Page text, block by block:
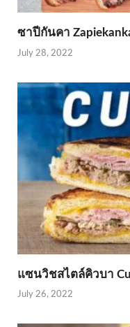
ซาปีกันคา
July 28, 2022
แซนวิชสไตล์คิวบา
July 26, 2022